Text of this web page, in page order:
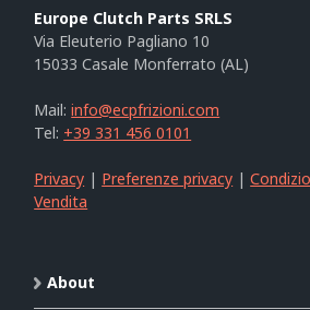
Europe Clutch Parts SRLS
Via Eleuterio Pagliano 10
15033 Casale Monferrato (AL)
Mail:info@ecpfrizioni.com
Tel: +39 331 456 0101
Privacy | Preferenze privacy |
Vendita
About